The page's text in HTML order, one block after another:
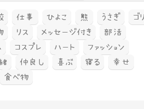
仕事 ひよこ 熊 うさぎ
ゴ
リス メッセージ付き
部活
コスプレ ハート
ファッション
仲良し 喜ぶ 寝る
幸せ
食べ物